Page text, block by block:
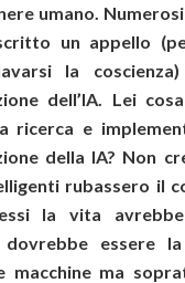
umano.
un appello
la
dell’IA. Lei
ricerca e
della IA? Non
rubassero il
la vita
dovrebbe essere
macchine ma